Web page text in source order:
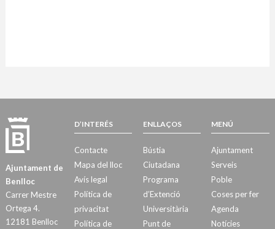
Ajuntament de
Benlloc
Carrer Mestre
Ortega 4.
12181 Benlloc
D’INTERÉS
Contacte
Mapa del lloc
Avís legal
Política de
privacitat
Política de
ENLLAÇOS
Bústia
Ciutadana
Programa
d’Extenció
Universitària
Punt de
MENÚ
Ajuntament
Serveis
Poble
Coses per fer
Agenda
Notícies